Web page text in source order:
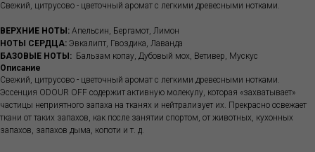
Свежий, цитрусово - цветочный аромат с легкими древесными нотками.
ВЕРХНИЕ НОТЫ: Апельсин, Бергамот, Лимон
НОТЫ СЕРДЦА: Эвкалипт, Гвоздика, Лаванда
БАЗОВЫЕ НОТЫ: Бальзам копау, Дубовый мох, Ветивер, Мускус
Описание
Свежий, цитрусово - цветочный аромат с легкими древесными нотками.
Эссенция ODOUR OFF содержит активную молекулу, которая «захватывает»
частицы неприятного запаха на тканях и нейтрализует их. Прекрасно освежает
ткани от таких запахов, как после занятии спортом, от животных, кухонных
запахов, запахов дыма, копоти и т. д.